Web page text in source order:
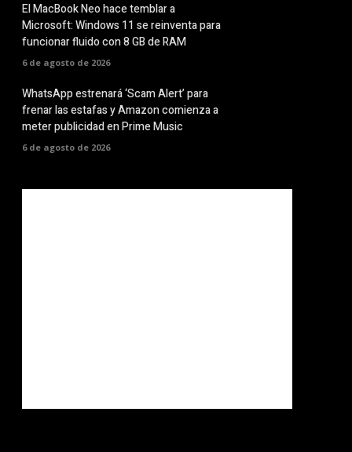
El MacBook Neo hace temblar a
Microsoft: Windows 11 se reinventa para
funcionar fluido con 8 GB de RAM
6 de agosto de 2026
WhatsApp estrenará ‘Scam Alert’ para
frenar las estafas y Amazon comienza a
meter publicidad en Prime Music
6 de agosto de 2026